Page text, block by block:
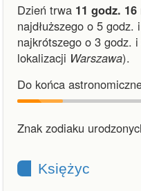
Dzień trwa 11 godz.
najdłuższego o 5 godz.
najkrótszego o 3 godz.
lokalizacji Warszawa).
Do końca
Znak zodiaku
Księżyc